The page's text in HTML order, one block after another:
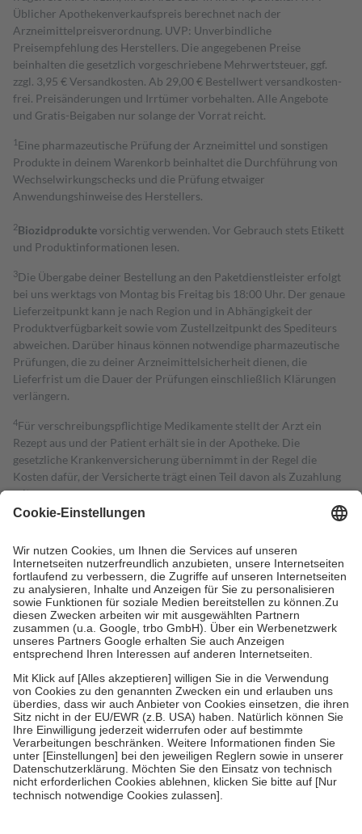
Üblicher Apothekenverkaufspreis berechnet nach der
Arzneimittelpreisverordnung. UVP: Unverbindliche
Preisempfehlung des Herstellers. Die angegebenen Preise
beinhalten die gesetzlich vorgeschriebene Mehrwertsteuer, ggf.
zzgl. 3,95 € Versandkosten. Ab 29,00 € Bestell­wert versand­kosten­
frei. Preisänderungen und Irrtümer vorbehalten. Alle Angebote
und Gratis-Beigaben nur solange der Vorrat reicht.
1 Eine pharmazeutische Prüfung der Arzneimittel und sonstigen
Produkte in deinem Warenkorb beinhaltet die Durchführung von
Wechselwirkungschecks und die Prüfung etwaiger
Anwendungshinweise des Herstellers.
2Biozidproduktevorsichtig verwenden. Vor Gebrauch stets Etikett
und Produktinformationen lesen.
3Die Übergabe deiner Bestellung an den Paketdienstleister erfolgt
bei uns werktags von Montag bis Freitag bis 18:00 Uhr. Der genaue
Lieferzeitpunkt kann je nach Region und in Abhängigkeit der
Produktverfügbarkeit sowie vom Zustellzeitpunkt des Spediteurs
abweichen. Darüber hinaus können notwendige pharmazeutische
Prüfungen, die zu deiner Arzneimittelsicherheit dienen, die
Lieferfrist um die Dauer der Prüfungen einschließlich Klärungen
verlängern.
4Für verschreibungspflichtige Medikamente stellt der Arzt ein
Rezept aus und der Patient erhält sie in der Apotheke. Die
gesetzliche Krankenversicherung übernimmt in der Regel die
Kosten dafür, der Versicherte trägt einen Teil davon als Zuzahlung
mit.
Grundsätzlich leisten Mitglieder Zuzahlungen in Höhe von zehn
höchstens zehn Euro.
Es sind jedoch nie mehr als die tatsächlichen
Kosten der Leistung zu entrichten.
Diese Regeln gelten grundsätzlich auch für Online-Apotheken.
Bei Heilmitteln und häuslicher Krankenpflege beträgt die
Zuzahlung zehn Prozent der Kosten sowie zehn Euro je
Verordnung.
Um das Engagement der Versicherten für ihre eigene Gesundheit zu
stärken und die besondere Stellung der Familie zu unterstützen,
fallenkeine Zuzahlungenan bei:
• Kindern und Jugendlichen bis zum vollendeten 18. Lebensjahr
mit Ausnahme der Fahrkosten
• Untersuchungen zur Vorsorge und Früherkennung, die von der
GKV getragen werden
• empfohlenen Schutzimpfungen
• Harn- und Blutteststreifen